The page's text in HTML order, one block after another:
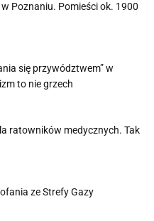
Poznaniu. Pomieści ok. 1900
się przywództwem” w
to nie grzech
ratowników medycznych. Tak
ze Strefy Gazy